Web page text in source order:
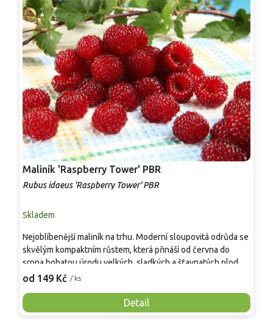
Maliník 'Raspberry Tower' PBR
Rubus idaeus 'Raspberry Tower' PBR
Skladem
od 149 Kč / ks
Detail
Nejoblíbenější maliník na trhu. Moderní sloupovitá odrůda se
skvělým kompaktním růstem, která přináší od června do
srpna bohatou úrodu velkých, sladkých a šťavnatých plodů.
Pevné vzpřímené výhony tvoří elegantní habitus bez
Mrazuvzdornost do −25 °C a spolehlivá vitalita z něj dělají
skvělou volbu pro každého pěstitele.